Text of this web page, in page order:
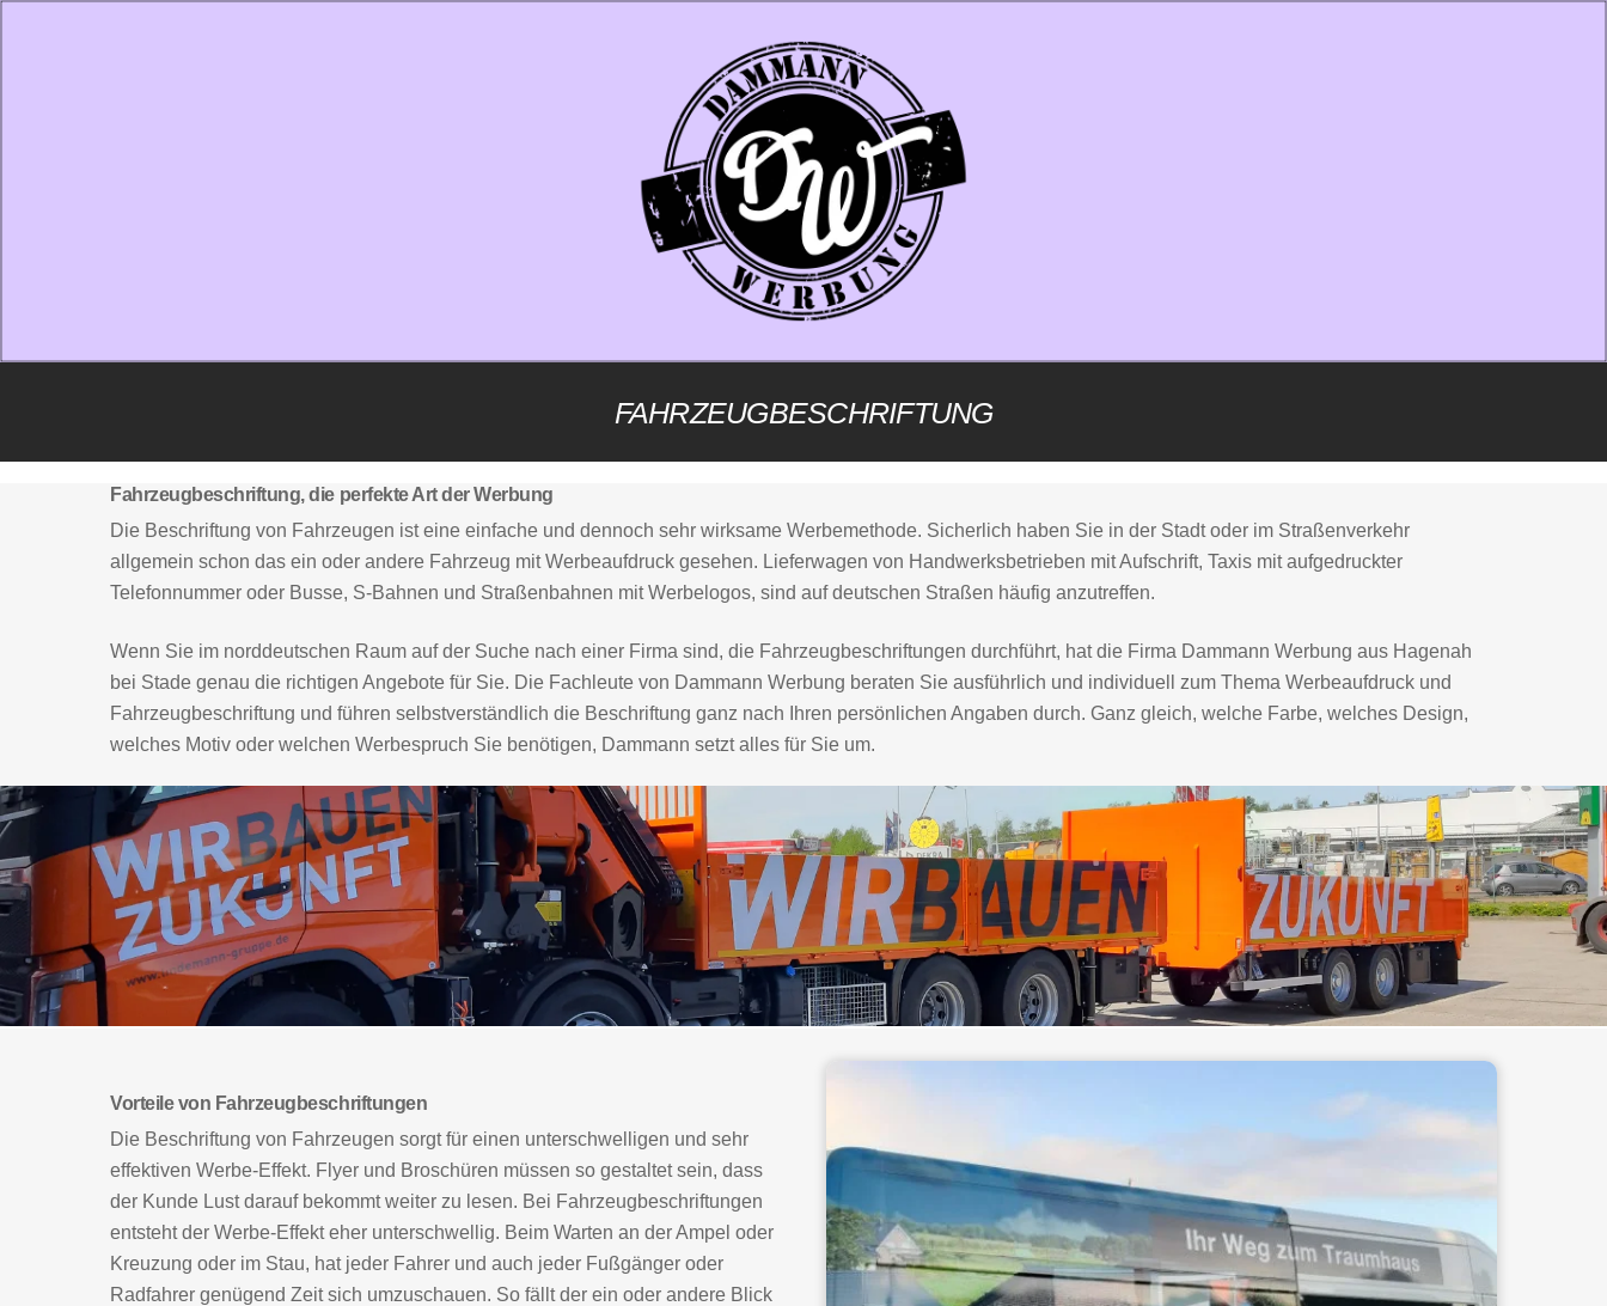
FAHRZEUGBESCHRIFTUNG
Fahrzeugbeschriftung, die perfekte Art der Werbung
Die Beschriftung von Fahrzeugen ist eine einfache und dennoch sehr wirksame Werbemethode. Sicherlich haben Sie in der Stadt oder im Straßenverkehr
allgemein schon das ein oder andere Fahrzeug mit Werbeaufdruck gesehen. Lieferwagen von Handwerksbetrieben mit Aufschrift, Taxis mit aufgedruckter
Telefonnummer oder Busse, S-Bahnen und Straßenbahnen mit Werbelogos, sind auf deutschen Straßen häufig anzutreffen.
Wenn Sie im norddeutschen Raum auf der Suche nach einer Firma sind, die Fahrzeugbeschriftungen durchführt, hat die Firma Dammann Werbung aus Hagenah
bei Stade genau die richtigen Angebote für Sie. Die Fachleute von Dammann Werbung beraten Sie ausführlich und individuell zum Thema Werbeaufdruck und
Fahrzeugbeschriftung und führen selbstverständlich die Beschriftung ganz nach Ihren persönlichen Angaben durch. Ganz gleich, welche Farbe, welches Design,
welches Motiv oder welchen Werbespruch Sie benötigen, Dammann setzt alles für Sie um.
Vorteile von Fahrzeugbeschriftungen
Die Beschriftung von Fahrzeugen sorgt für einen unterschwelligen und sehr
effektiven Werbe-Effekt. Flyer und Broschüren müssen so gestaltet sein, dass
der Kunde Lust darauf bekommt weiter zu lesen. Bei Fahrzeugbeschriftungen
entsteht der Werbe-Effekt eher unterschwellig. Beim Warten an der Ampel oder
Kreuzung oder im Stau, hat jeder Fahrer und auch jeder Fußgänger oder
Radfahrer genügend Zeit sich umzuschauen. So fällt der ein oder andere Blick